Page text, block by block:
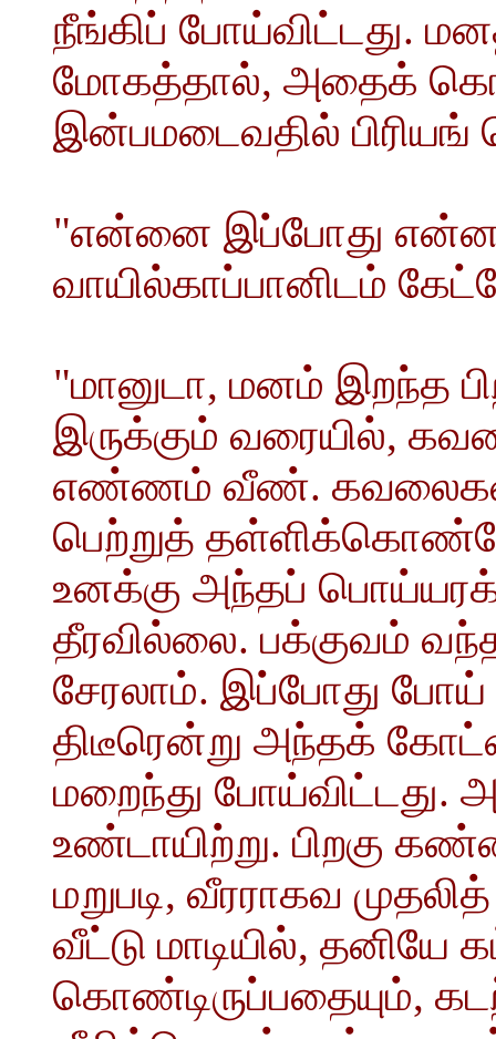
நீங்கிப் போய்விட்டது.
மோகத்தால், அதைக்
இன்பமடைவதில்
"என்னை இப்போது என்ன
வாயில்காப்பானிடம்
"மானுடா, மனம் இறந்த
இருக்கும் வரையில்,
எண்ணம் வீண்.
பெற்றுத்
உனக்கு அந்தப்
தீரவில்லை. பக்குவம்
சேரலாம். இப்போது
திடீரென்று அந்தக்
மறைந்து
உண்டாயிற்று. பிறகு
மறுபடி, வீரராகவ
வீட்டு மாடியில், தனியே
கொண்டிருப்பதையும்,